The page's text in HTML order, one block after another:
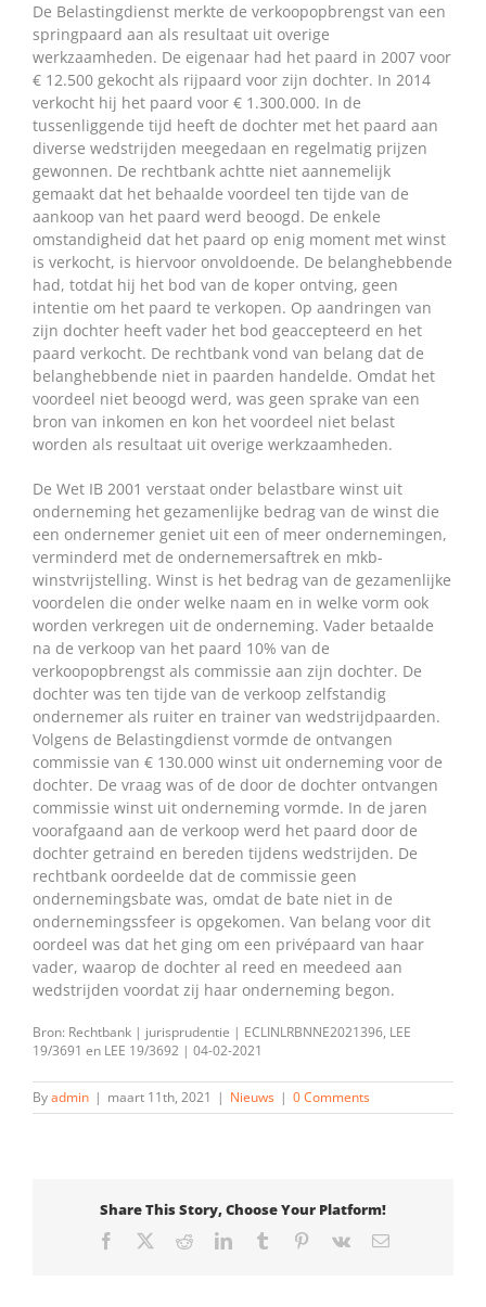
De Belastingdienst merkte de verkoopopbrengst van een
springpaard aan als resultaat uit overige
werkzaamheden. De eigenaar had het paard in 2007 voor
€ 12.500 gekocht als rijpaard voor zijn dochter. In 2014
verkocht hij het paard voor € 1.300.000. In de
tussenliggende tijd heeft de dochter met het paard aan
diverse wedstrijden meegedaan en regelmatig prijzen
gewonnen. De rechtbank achtte niet aannemelijk
gemaakt dat het behaalde voordeel ten tijde van de
aankoop van het paard werd beoogd. De enkele
omstandigheid dat het paard op enig moment met winst
is verkocht, is hiervoor onvoldoende. De belanghebbende
had, totdat hij het bod van de koper ontving, geen
intentie om het paard te verkopen. Op aandringen van
zijn dochter heeft vader het bod geaccepteerd en het
paard verkocht. De rechtbank vond van belang dat de
belanghebbende niet in paarden handelde. Omdat het
voordeel niet beoogd werd, was geen sprake van een
bron van inkomen en kon het voordeel niet belast
worden als resultaat uit overige werkzaamheden.
De Wet IB 2001 verstaat onder belastbare winst uit
onderneming het gezamenlijke bedrag van de winst die
een ondernemer geniet uit een of meer ondernemingen,
verminderd met de ondernemersaftrek en mkb-
winstvrijstelling. Winst is het bedrag van de gezamenlijke
voordelen die onder welke naam en in welke vorm ook
worden verkregen uit de onderneming. Vader betaalde
na de verkoop van het paard 10% van de
verkoopopbrengst als commissie aan zijn dochter. De
dochter was ten tijde van de verkoop zelfstandig
ondernemer als ruiter en trainer van wedstrijdpaarden.
Volgens de Belastingdienst vormde de ontvangen
commissie van € 130.000 winst uit onderneming voor de
dochter. De vraag was of de door de dochter ontvangen
commissie winst uit onderneming vormde. In de jaren
voorafgaand aan de verkoop werd het paard door de
dochter getraind en bereden tijdens wedstrijden. De
rechtbank oordeelde dat de commissie geen
ondernemingsbate was, omdat de bate niet in de
ondernemingssfeer is opgekomen. Van belang voor dit
oordeel was dat het ging om een privépaard van haar
vader, waarop de dochter al reed en meedeed aan
wedstrijden voordat zij haar onderneming begon.
Bron: Rechtbank | jurisprudentie | ECLINLRBNNE2021396, LEE
19/3691 en LEE 19/3692 | 04-02-2021
Byadmin | maart 11th, 2021 | Nieuws | 0 Comments
Share This Story, Choose Your Platform!
Facebook RedditLinkedInTumblr Pinterest
Vk Email